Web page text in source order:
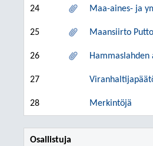
24 Maa-aines- ja
25 Maansiirto
26
27
28 Merkintöjä
Osallistuja